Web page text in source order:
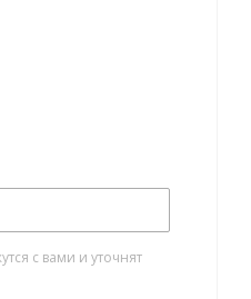
с вами и уточнят